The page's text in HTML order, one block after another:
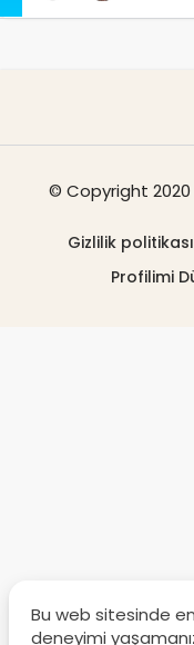
© Copyright 2020
Gizlilik politikası
Profilimi
Bu web sitesinde
deneyimi